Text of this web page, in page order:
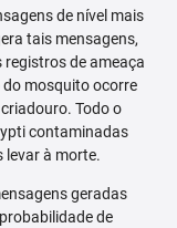
de nível mais
tais mensagens,
de ameaça
mosquito ocorre
Todo o
contaminadas
levar à morte.
geradas
de